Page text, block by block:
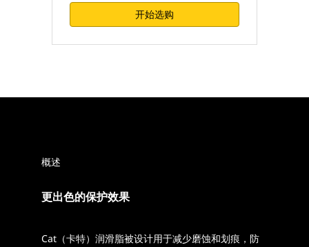
开始选购
概述
更出色的保护效果
Cat（卡特）润滑脂被设计用于减少磨蚀和划痕，防